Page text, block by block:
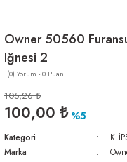
MİSİNALAR
Owner 50560
Iğnesi 2
(0) Yorum - 0 Puan
105,26 ₺
100,00 ₺ %5
Kategori
Marka